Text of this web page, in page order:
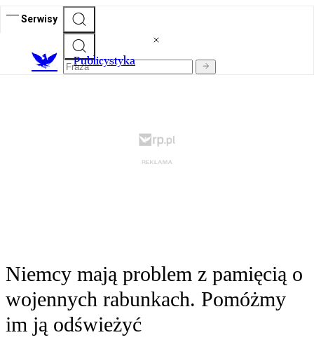
Serwisy
Publicystyka
Niemcy mają problem z pamięcią o
wojennych rabunkach. Pomóżmy
im ją odświeżyć